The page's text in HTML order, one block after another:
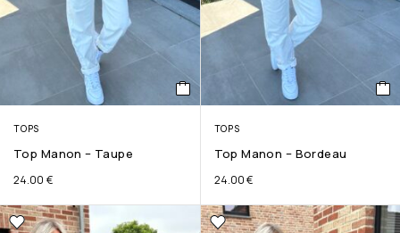
TOPS
Top Manon – Taupe
24.00 €
TOPS
Top Manon – Bordeau
24.00€